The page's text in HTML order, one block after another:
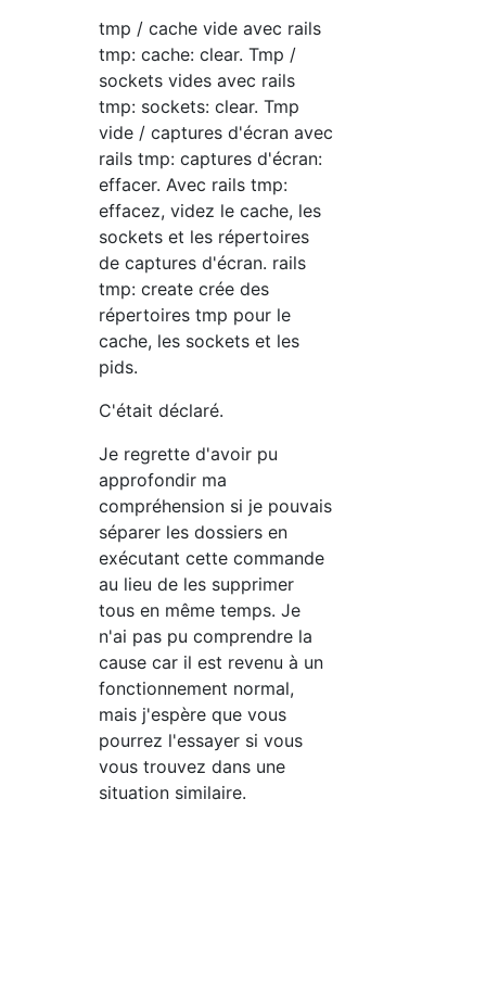
tmp / cache vide avec rails
tmp: cache: clear. Tmp /
sockets vides avec rails
tmp: sockets: clear. Tmp
vide / captures d'écran avec
rails tmp: captures d'écran:
effacer. Avec rails tmp:
effacez, videz le cache, les
sockets et les répertoires
de captures d'écran. rails
tmp: create crée des
répertoires tmp pour le
cache, les sockets et les
pids.
C'était déclaré.
Je regrette d'avoir pu
approfondir ma
compréhension si je pouvais
séparer les dossiers en
exécutant cette commande
au lieu de les supprimer
tous en même temps. Je
n'ai pas pu comprendre la
cause car il est revenu à un
fonctionnement normal,
mais j'espère que vous
pourrez l'essayer si vous
vous trouvez dans une
situation similaire.